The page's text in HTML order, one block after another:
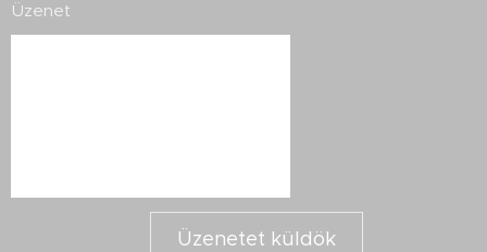
Üzenet
Üzenetet küldök